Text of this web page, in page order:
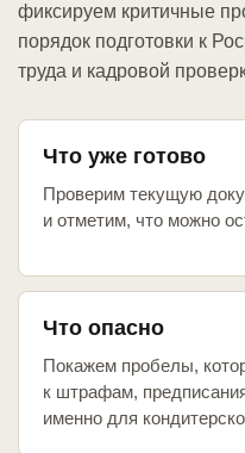
фиксируем критичные
порядок подготовки к
труда и кадровой
Что уже готово
Проверим текущую
и отметим, что можно
Что опасно
Покажем пробелы,
к штрафам,
именно для